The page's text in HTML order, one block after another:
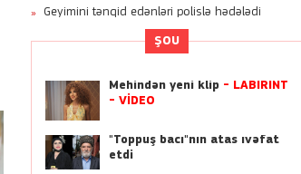
01:13
Kriştianu Ronaldo ilə
həftəsonu ailə qurur?
Dilan Polat, Mika Raun və
digər məşhurları əməliyyat
Geyimini tənqid edənləri polislə hədələdi
ŞOU
Mehindən yeni klip - LABİRİNT
- VİDEO
"Toppuş bacı"nın atas ıvəfat
etdi